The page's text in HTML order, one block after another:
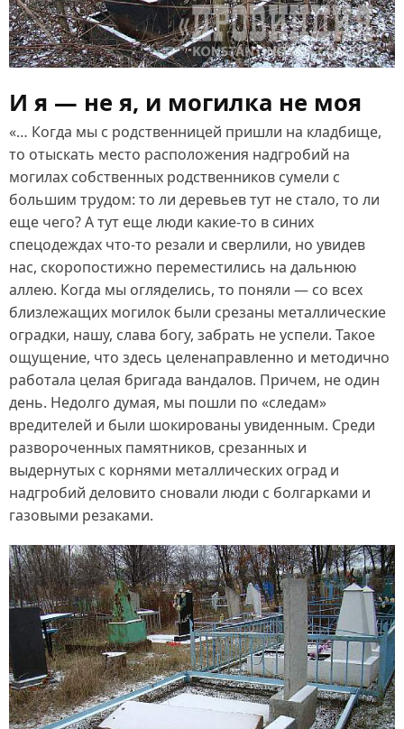
И я — не я, и могилка не моя
«… Когда мы с родственницей пришли на кладбище,
то отыскать место расположения надгробий на
могилах собственных родственников сумели с
большим трудом: то ли деревьев тут не стало, то ли
еще чего? А тут еще люди какие‑то в синих
спецодеждах что‑то резали и сверлили, но увидев
нас, скоропостижно переместились на дальнюю
аллею. Когда мы огляделись, то поняли — со всех
близлежащих могилок были срезаны металлические
оградки, нашу, слава богу, забрать не успели. Такое
ощущение, что здесь целенаправленно и методично
работала целая бригада вандалов. Причем, не один
день. Недолго думая, мы пошли по «следам»
вредителей и были шокированы увиденным. Среди
развороченных памятников, срезанных и
выдернутых с корнями металлических оград и
надгробий деловито сновали люди с болгарками и
газовыми резаками.